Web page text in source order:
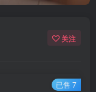
关注
已售 7